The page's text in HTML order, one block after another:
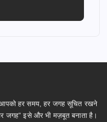
हर समय, हर जगह सूचित रखने
जगह” इसे और भी मज़बूत बनाता है।